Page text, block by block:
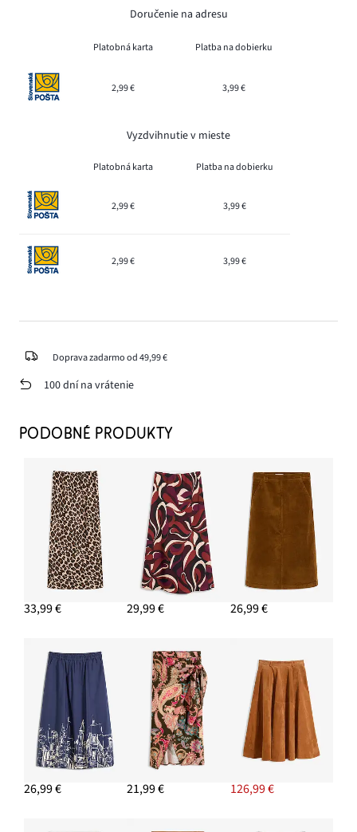
Doručenie na adresu
Platobná karta Platba na dobierku
2,99 € 3,99 €
Vyzdvihnutie v mieste
Platobná karta Platba na dobierku
2,99 € 3,99 €
2,99 € 3,99 €
Doprava zadarmo od 49,99 €
100 dní na vrátenie
PODOBNÉ PRODUKTY
33,99 € 29,99 € 26,99 €
26,99 € 21,99 € 126,99 €